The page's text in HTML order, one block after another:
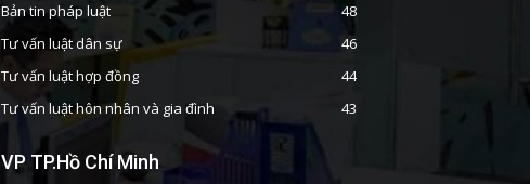
Bản tin pháp luật
48
Tư vấn luật dân sự
46
Tư vấn luật hợp đồng
44
Tư vấn luật hôn nhân và gia đình
43
VP TP.Hồ Chí Minh